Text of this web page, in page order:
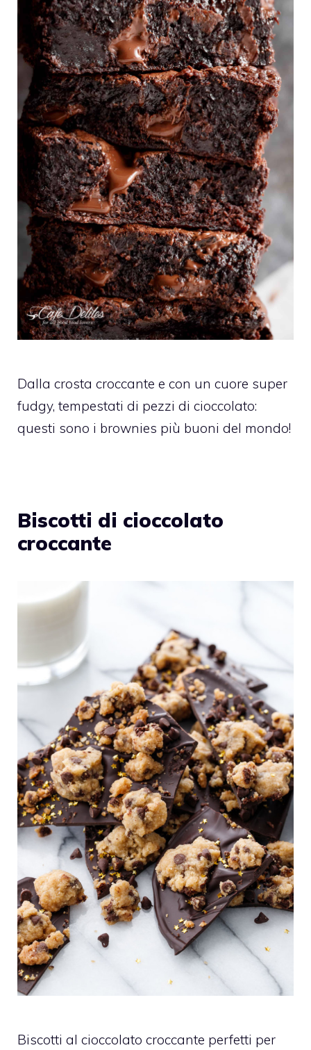
Dalla crosta croccante e con un cuore super
fudgy, tempestati di pezzi di cioccolato:
questi sono i brownies più buoni del mondo!
Biscotti di cioccolato
croccante
Biscotti al cioccolato croccante perfetti per